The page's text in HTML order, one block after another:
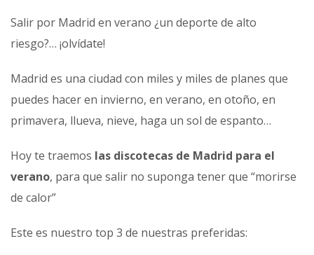
Salir por Madrid en verano ¿un deporte de alto
riesgo?… ¡olvídate!
Madrid es una ciudad con miles y miles de planes que
puedes hacer en invierno, en verano, en otoño, en
primavera, llueva, nieve, haga un sol de espanto…
Hoy te traemos las discotecas de Madrid para el
verano, para que salir no suponga tener que “morirse
de calor”
Este es nuestro top 3 de nuestras preferidas: